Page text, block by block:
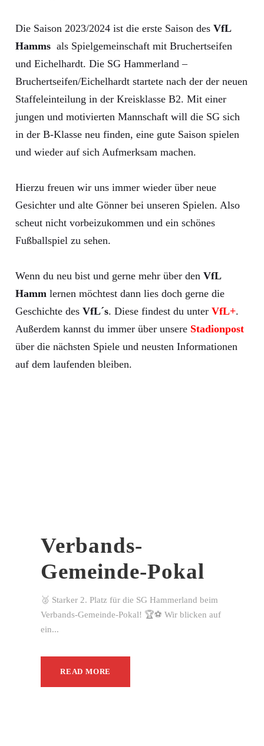
Die Saison 2023/2024 ist die erste Saison des VfL
Hamms als Spielgemeinschaft mit Bruchertseifen
und Eichelhardt. Die SG Hammerland –
Bruchertseifen/Eichelhardt startete nach der der neuen
Staffeleinteilung in der Kreisklasse B2. Mit einer
jungen und motivierten Mannschaft will die SG sich
in der B-Klasse neu finden, eine gute Saison spielen
und wieder auf sich Aufmerksam machen.
Hierzu freuen wir uns immer wieder über neue
Gesichter und alte Gönner bei unseren Spielen. Also
scheut nicht vorbeizukommen und ein schönes
Fußballspiel zu sehen.
Wenn du neu bist und gerne mehr über den VfL
Hamm lernen möchtest dann lies doch gerne die
Geschichte des VfL´s. Diese findest du unter VfL+.
Außerdem kannst du immer über unsere Stadionpost
über die nächsten Spiele und neusten Informationen
auf dem laufenden bleiben.
Verbands-
Gemeinde-Pokal
🥈 Starker 2. Platz für die SG Hammerland beim
Verbands-Gemeinde-Pokal! 🏆⚽ Wir blicken auf
ein...
READ MORE